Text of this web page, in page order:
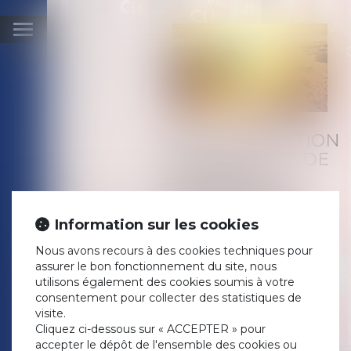
Ouvrir
LIEN DE FILIATION
ET DEMANDE DE
ALIMENTAIRE :
QUEL DÉLAI DE
PRESCRIPTION ?
Publié le :
29/09/2020
Droit de la famille, des
personnes et de leur
Filiation
Source :www.service-public.fr
Si un lien de filiation est
Information sur les cookies
Nous avons recours à des cookies techniques pour
assurer le bon fonctionnement du site, nous
utilisons également des cookies soumis à votre
consentement pour collecter des statistiques de
visite.
Cliquez ci-dessous sur « ACCEPTER » pour
accepter le dépôt de l'ensemble des cookies ou